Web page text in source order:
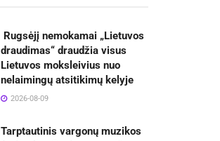
Rugsėjį nemokamai „Lietuvos
draudimas“ draudžia visus
Lietuvos moksleivius nuo
nelaimingų atsitikimų kelyje
2026-08-09
Tarptautinis vargonų muzikos